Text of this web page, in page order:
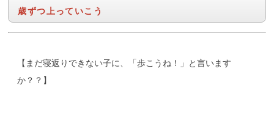
歳ずつ上っていこう
【まだ寝返りできない子に、「歩こうね！」と言います
か？？】